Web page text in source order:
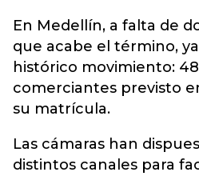
En Medellín, a falta de
que acabe el término,
histórico movimiento:
comerciantes previsto
su matrícula.
Las cámaras han
distintos canales para